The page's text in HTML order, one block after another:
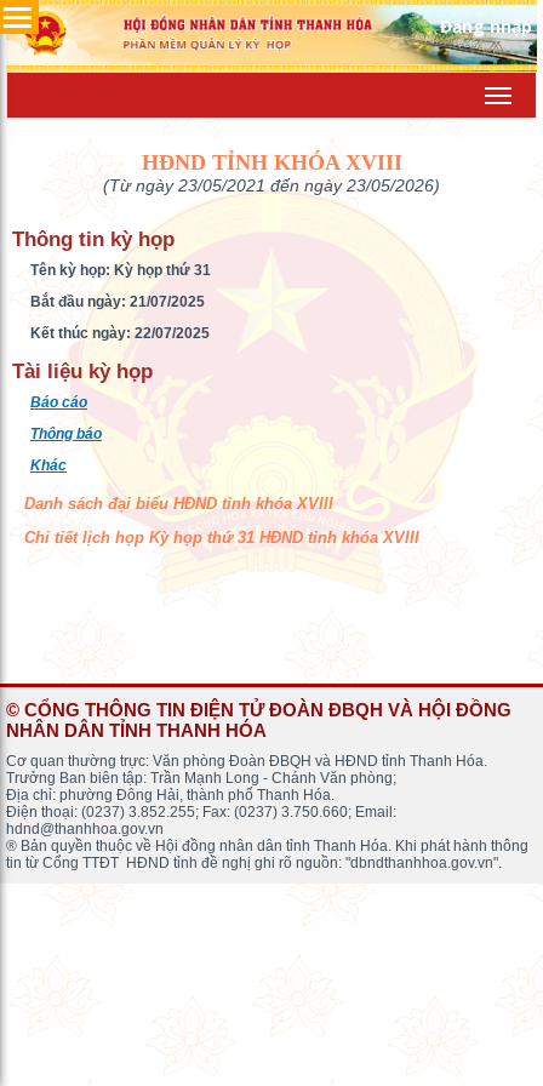
Đăng nhập
HĐND TỈNH KHÓA XVIII
(Từ ngày 23/05/2021 đến ngày 23/05/2026)
Thông tin kỳ họp
Tên kỳ họp: Kỳ họp thứ 31
Bắt đầu ngày: 21/07/2025
Kết thúc ngày: 22/07/2025
Tài liệu kỳ họp
Báo cáo
Thông báo
Khác
Danh sách đại biểu HĐND tỉnh khóa XVIII
Chi tiết lịch họp Kỳ họp thứ 31 HĐND tỉnh khóa XVIII
© CỔNG THÔNG TIN ĐIỆN TỬ ĐOÀN ĐBQH VÀ HỘI ĐỒNG
NHÂN DÂN TỈNH THANH HÓA
Cơ quan thường trực: Văn phòng Đoàn ĐBQH và HĐND tỉnh Thanh Hóa.
Trưởng Ban biên tập: Trần Mạnh Long - Chánh Văn phòng;
Địa chỉ: phường Đông Hải, thành phố Thanh Hóa.
Điện thoại: (0237) 3.852.255; Fax: (0237) 3.750.660; Email:
hdnd@thanhhoa.gov.vn
® Bản quyền thuộc về Hội đồng nhân dân tỉnh Thanh Hóa. Khi phát hành thông
tin từ Cổng TTĐT HĐND tỉnh đề nghị ghi rõ nguồn: "dbndthanhhoa.gov.vn".